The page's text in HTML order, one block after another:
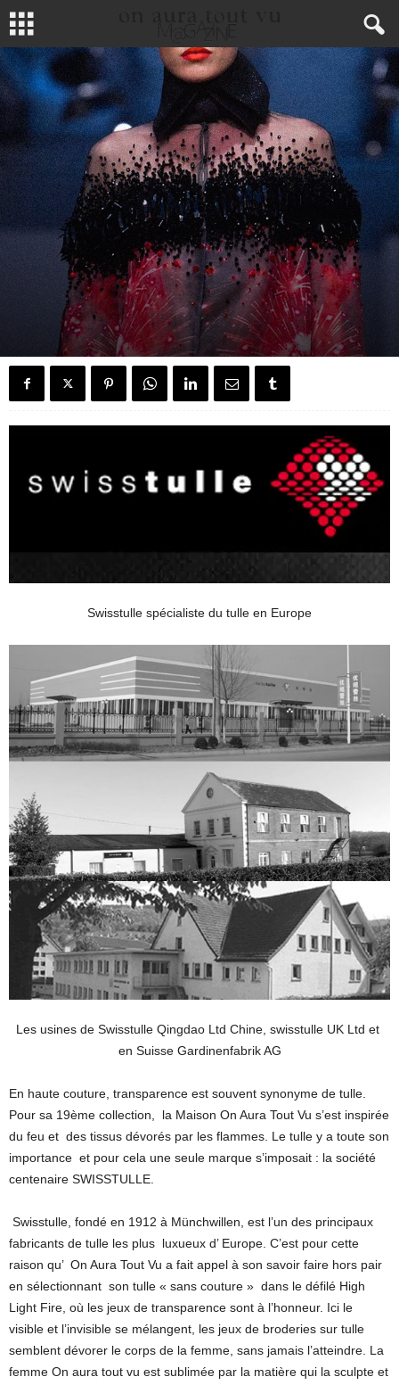
HAUTE COUTURE
Swisstulle spécialiste du tulle en Europe
Les usines de Swisstulle Qingdao Ltd Chine, swisstulle UK Ltd et
en Suisse Gardinenfabrik AG
En haute couture, transparence est souvent synonyme de tulle.
Pour sa 19ème collection, la Maison On Aura Tout Vu s’est inspirée
du feu et des tissus dévorés par les flammes. Le tulle y a toute son
importance et pour cela une seule marque s’imposait : la société
centenaire SWISSTULLE.
Swisstulle, fondé en 1912 à Münchwillen, est l’un des principaux
fabricants de tulle les plus luxueux d’ Europe. C’est pour cette
raison qu’ On Aura Tout Vu a fait appel à son savoir faire hors pair
en sélectionnant son tulle « sans couture » dans le défilé High
Light Fire, où les jeux de transparence sont à l’honneur. Ici le
visible et l’invisible se mélangent, les jeux de broderies sur tulle
semblent dévorer le corps de la femme, sans jamais l’atteindre. La
femme On aura tout vu est sublimée par la matière qui la sculpte et